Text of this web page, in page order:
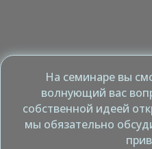
На семинаре вы
волнующий вас
собственной идеей
мы обязательно